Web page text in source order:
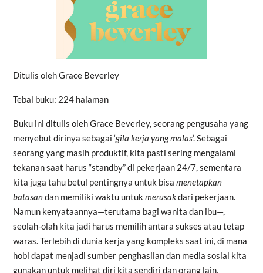
Ditulis oleh Grace Beverley
Tebal buku: 224 halaman
Buku ini ditulis oleh Grace Beverley, seorang pengusaha yang
menyebut dirinya sebagai ‘gila kerja yang malas‘. Sebagai
seorang yang masih produktif, kita pasti sering mengalami
tekanan saat harus “standby” di pekerjaan 24/7, sementara
kita juga tahu betul pentingnya untuk bisa menetapkan
batasandan memiliki waktu untuk merusakdari pekerjaan.
Namun kenyataannya—terutama bagi wanita dan ibu—,
seolah-olah kita jadi harus memilih antara sukses atau tetap
waras. Terlebih di dunia kerja yang kompleks saat ini, di mana
hobi dapat menjadi sumber penghasilan dan media sosial kita
gunakan untuk melihat diri kita sendiri dan orang lain,